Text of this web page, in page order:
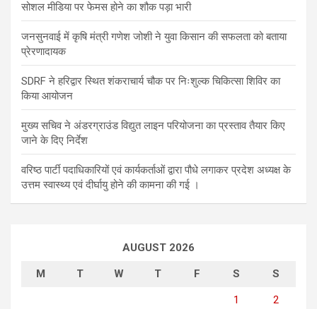
सोशल मीडिया पर फेमस होने का शौक पड़ा भारी
जनसुनवाई में कृषि मंत्री गणेश जोशी ने युवा किसान की सफलता को बताया
प्रेरणादायक
SDRF ने हरिद्वार स्थित शंकराचार्य चौक पर निःशुल्क चिकित्सा शिविर का
किया आयोजन
मुख्य सचिव ने अंडरग्राउंड विद्युत लाइन परियोजना का प्रस्ताव तैयार किए
जाने के दिए निर्देश
वरिष्ठ पार्टी पदाधिकारियों एवं कार्यकर्ताओं द्वारा पौधे लगाकर प्रदेश अध्यक्ष के
उत्तम स्वास्थ्य एवं दीर्घायु होने की कामना की गई ।
AUGUST 2026
M T W T F S S
1 2